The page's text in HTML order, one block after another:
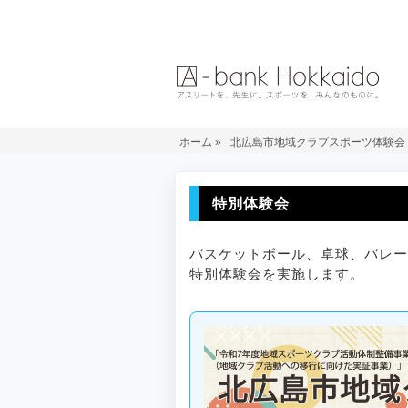
ホーム » 北広島市地域クラブスポーツ体験会
特別体験会
バスケットボール、卓球、バレ
特別体験会を実施します。